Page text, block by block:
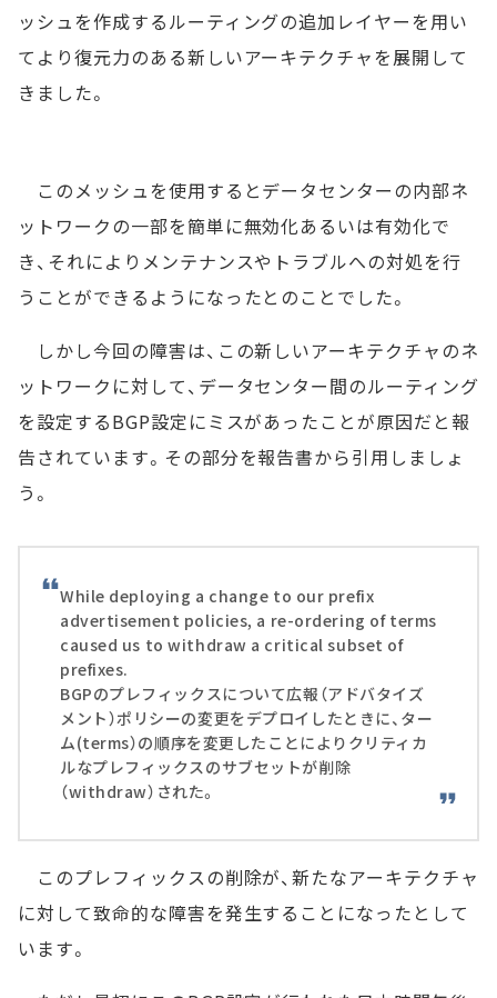
ッシュを作成するルーティングの追加レイヤーを用い
てより復元力のある新しいアーキテクチャを展開して
きました。
このメッシュを使用するとデータセンターの内部ネ
ットワークの一部を簡単に無効化あるいは有効化で
き、それによりメンテナンスやトラブルへの対処を行
うことができるようになったとのことでした。
しかし今回の障害は、この新しいアーキテクチャのネ
ットワークに対して、データセンター間のルーティング
を設定するBGP設定にミスがあったことが原因だと報
告されています。その部分を報告書から引用しましょ
う。
While deploying a change to our prefix
advertisement policies, a re-ordering of terms
caused us to withdraw a critical subset of
prefixes.
BGPのプレフィックスについて広報（アドバタイズ
メント）ポリシーの変更をデプロイしたときに、ター
ム(terms）の順序を変更したことによりクリティカ
ルなプレフィックスのサブセットが削除
（withdraw）された。
このプレフィックスの削除が、新たなアーキテクチャ
に対して致命的な障害を発生することになったとして
います。